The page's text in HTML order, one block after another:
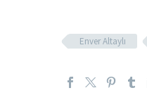
Enver Altaylı